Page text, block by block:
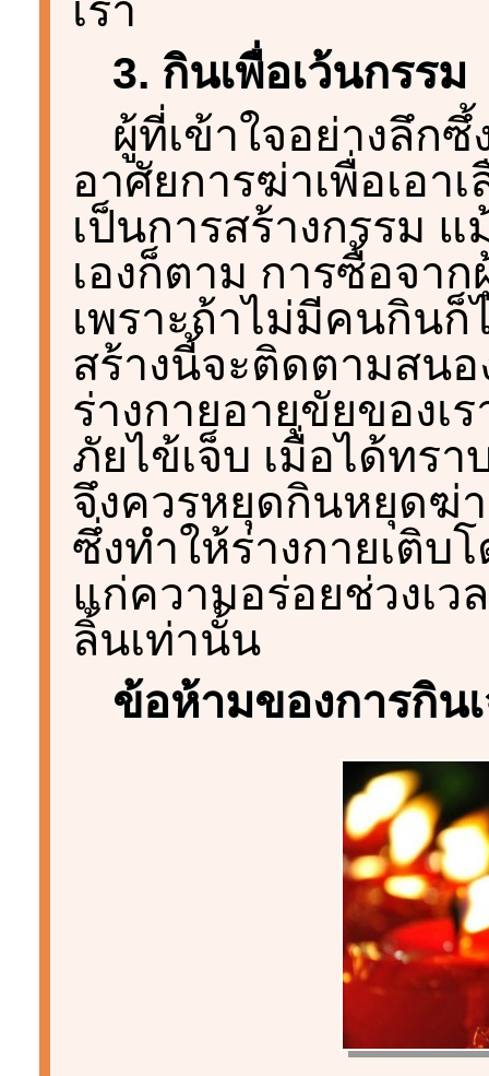
3. กินเพื่อเว้นกรรม
ผู้ที่เข้าใจอย่างลึก
อาศัยการฆ่าเพื่อเอา
เป็นการสร้างกรรม
เองก็ตาม การซื้อจา
เพราะถ้าไม่มีคนกิน
สร้างนี้จะติดตามสน
ร่างกายอายุขัยของเ
ภัยไข้เจ็บ เมื่อได้ทร
จึงควรหยุดกินหยุดฆ่
ซึ่งทำให้ร่างกายเติบ
แก่ความอร่อยช่วงเว
ลิ้นเท่านั้น
ข้อห้ามของการกิน